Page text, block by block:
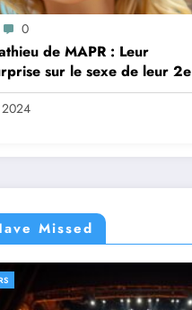
0
de MAPR : Leur
sur le sexe de leur 2e
Missed